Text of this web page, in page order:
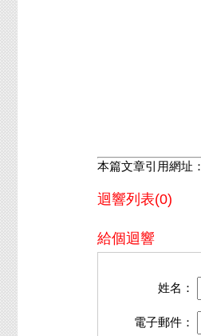
本篇文章引用網址：
迴響列表(0)
給個迴響
姓名：
電子郵件：